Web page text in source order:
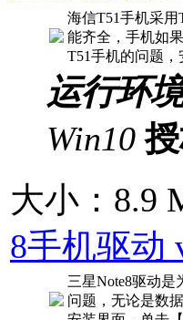
海信T51手机采
能齐全，手机如
T51手机的问题
运行环
Win10 授
大小：8.9
8手机驱动
三星Note8驱动是
问题，无论是数